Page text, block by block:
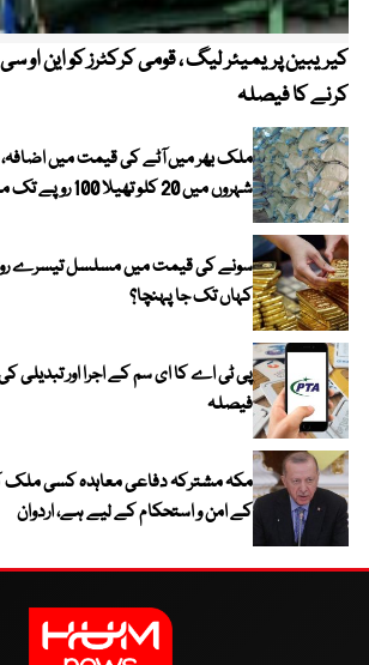
کرنے کا فیصلہ
ملک بھر میں آٹے کی قیمت میں
شہروں میں 20 کلو تھیلا 100 روپے تک مہنگا
سونے کی قیمت میں مسلسل تیسرے روز
کہاں تک جا پہنچا؟
پی ٹی اے کا ای سم کے اجرا اور تبدیلی
فیصلہ
مکہ مشترکہ دفاعی معاہدہ کسی
کے امن و استحکام کے لیے ہے، اردوان